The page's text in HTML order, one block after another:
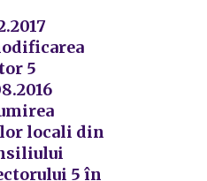
5
locali din
5 în